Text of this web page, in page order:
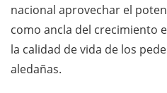
nacional aprovechar el
como ancla del crecimiento
la calidad de vida de los
aledañas.